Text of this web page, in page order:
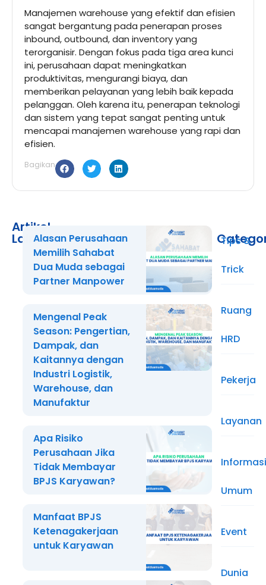
Manajemen warehouse yang efektif dan efisien
sangat bergantung pada penerapan proses
inbound, outbound, dan inventory yang
terorganisir. Dengan fokus pada tiga area kunci
ini, perusahaan dapat meningkatkan
produktivitas, mengurangi biaya, dan
memberikan pelayanan yang lebih baik kepada
pelanggan. Oleh karena itu, penerapan teknologi
dan sistem yang tepat sangat penting untuk
mencapai manajemen warehouse yang rapi dan
efisien.
Bagikan
Artikel
Lainnya
Alasan Perusahaan
Memilih Sahabat
Dua Muda sebagai
Partner Manpower
Mengenal Peak
Season: Pengertian,
Dampak, dan
Kaitannya dengan
Industri Logistik,
Warehouse, dan
Manufaktur
Apa Risiko
Perusahaan Jika
Tidak Membayar
BPJS Karyawan?
Manfaat BPJS
Ketenagakerjaan
untuk Karyawan
Tips &
Trick
Ruang
HRD
Pekerja
Layanan
Informasi
Umum
Event
Dunia